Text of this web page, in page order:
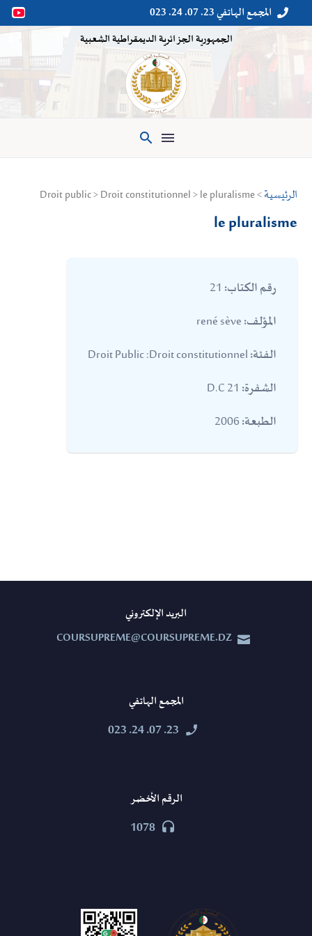

 المجمع الهاتفي 23. 07. 24. 023
الجمهورية الجزائرية الديمقراطية الشعبية

الرئيسية> Droit public > Droit constitutionnel > le pluralisme
le pluralisme
رقم الكتاب:
المؤلف:
الفئة:
الشفرة:
الطبعة:
البريد الإلكتروني


COURSUPREME@COURSUPREME.DZ
المجمع الهاتفي


23. 07. 24. 023
الرقم الأخضر


1078